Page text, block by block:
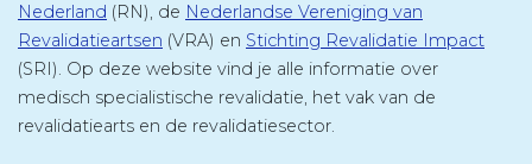
Nederland (RN), de Nederlandse Vereniging van
Revalidatieartsen (VRA) en Stichting Revalidatie Impact
(SRI). Op deze website vind je alle informatie over
medisch specialistische revalidatie, het vak van de
revalidatiearts en de revalidatiesector.